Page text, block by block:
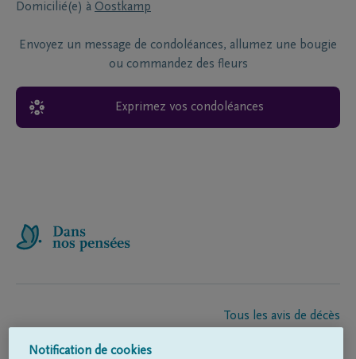
Domicilié(e) à Oostkamp
Envoyez un message de condoléances, allumez une bougie
ou commandez des fleurs
Exprimez vos condoléances
Tous les avis de décès
Entrepreneur de pompes funèbres
Notification de cookies